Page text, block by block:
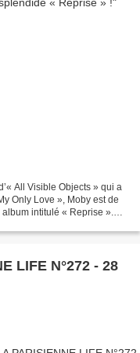
All Visible Objects » qui a
Only Love », Moby est de
intitulé « Reprise ».
LIFE N°272 - 28